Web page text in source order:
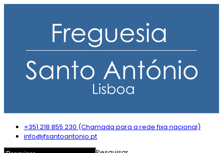
+351 218 855 230 (Chamada para a rede fixa nacional)
info@jfsantoantonio.pt